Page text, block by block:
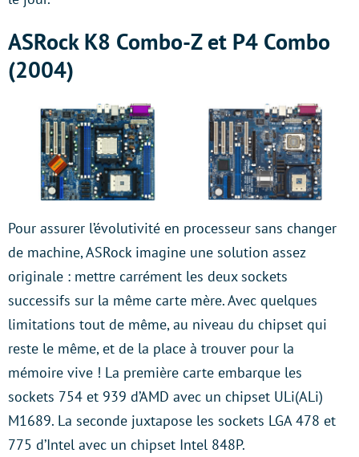
ASRock K8 Combo-Z et P4 Combo
(2004)
Pour assurer l’évolutivité en processeur sans changer
de machine, ASRock imagine une solution assez
originale : mettre carrément les deux sockets
successifs sur la même carte mère. Avec quelques
limitations tout de même, au niveau du chipset qui
reste le même, et de la place à trouver pour la
mémoire vive ! La première carte embarque les
sockets 754 et 939 d’AMD avec un chipset ULi(ALi)
M1689. La seconde juxtapose les sockets LGA 478 et
775 d’Intel avec un chipset Intel 848P.